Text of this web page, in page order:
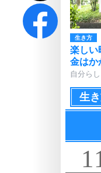
生き方
楽しい
金はか
自分ら
生